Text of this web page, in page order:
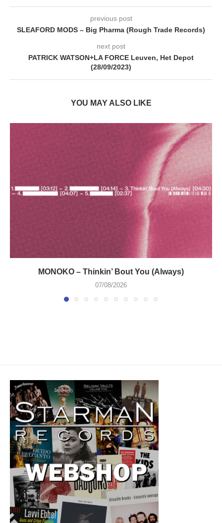
previous post
SLEAFORD MODS – Big Pharma (Rough Trade Records)
next post
PATRICK WATSON+LA FORCE Leuven, Het Depot
(28/09/2023)
YOU MAY ALSO LIKE
MONOKO – Thinkin’ Bout You (Always)
07/08/2026